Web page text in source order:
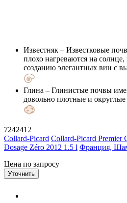
Известняк – Известковые
плохо нагреваются на
созданию элегантных вин с
Глина – Глинистые почвы
довольно плотные и округлые
7242412
Collard-Picard Collard-Picard Premier
Dosage Zéro 2012 1.5 l Франция,
Цена по запросу
Уточнить